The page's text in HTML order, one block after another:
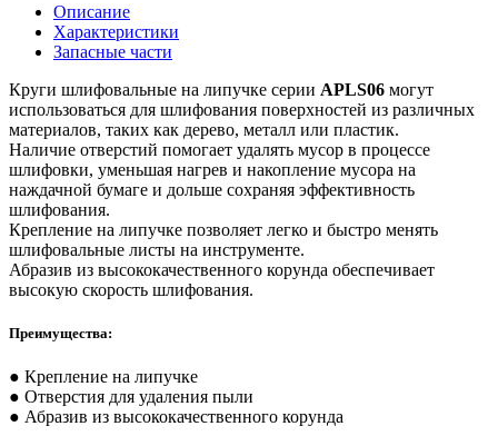
Описание
Характеристики
Запасные части
Круги шлифовальные на липучке серии APLS06 могут
использоваться для шлифования поверхностей из различных
материалов, таких как дерево, металл или пластик.
Наличие отверстий помогает удалять мусор в процессе
шлифовки, уменьшая нагрев и накопление мусора на
наждачной бумаге и дольше сохраняя эффективность
шлифования.
Крепление на липучке позволяет легко и быстро менять
шлифовальные листы на инструменте.
Абразив из высококачественного корунда обеспечивает
высокую скорость шлифования.
Преимущества:
● Крепление на липучке
● Отверстия для удаления пыли
● Абразив из высококачественного корунда